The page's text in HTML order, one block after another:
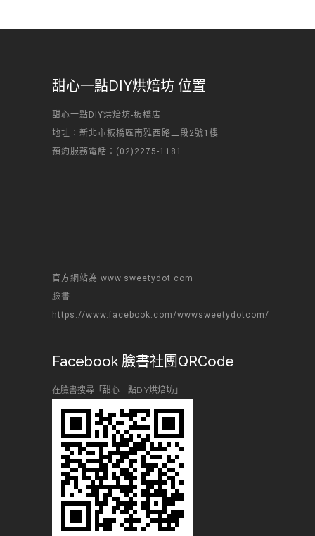
甜心一點DIY烘焙坊 位置
甜心一點DIY烘焙坊-板橋店
地址：新北市板橋區南雅西路二段2號1樓
預約服務電話：(02)2275-1181
官方網站為 www.sweetydot.com
臉書
https://www.facebook.com/wwwsweetydotcom/
Facebook 臉書社團QRCode
在臉書搜尋「甜心一點DIY烘焙坊」